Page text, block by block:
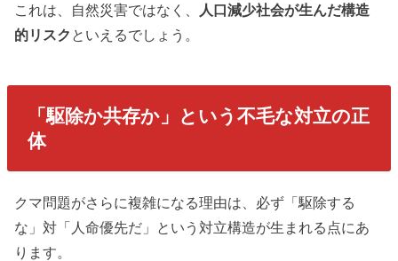
これは、自然災害ではなく、
人口減少社会が生んだ構造
的リスク といえるでしょう。
「駆除か共存か」という不毛な対立の正
体
クマ問題がさらに複雑になる理由は、必ず「駆除する
な」対「人命優先だ」という対立構造が生まれる点にあ
ります。